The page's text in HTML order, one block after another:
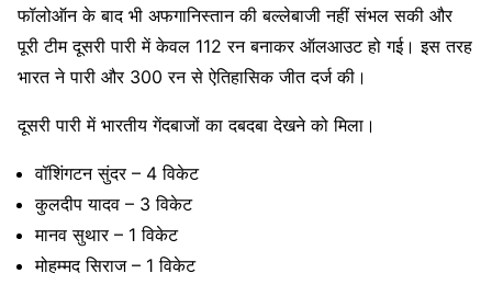
फॉलोऑन के बाद भी अफगानिस्तान की बल्लेबाजी नहीं संभल सकी और
पूरी टीम दूसरी पारी में केवल 112 रन बनाकर ऑलआउट हो गई। इस तरह
भारत ने पारी और 300 रन से ऐतिहासिक जीत दर्ज की।
दूसरी पारी में भारतीय गेंदबाजों का दबदबा देखने को मिला।
वॉशिंगटन सुंदर – 4 विकेट
कुलदीप यादव – 3 विकेट
मानव सुथार – 1 विकेट
मोहम्मद सिराज – 1 विकेट